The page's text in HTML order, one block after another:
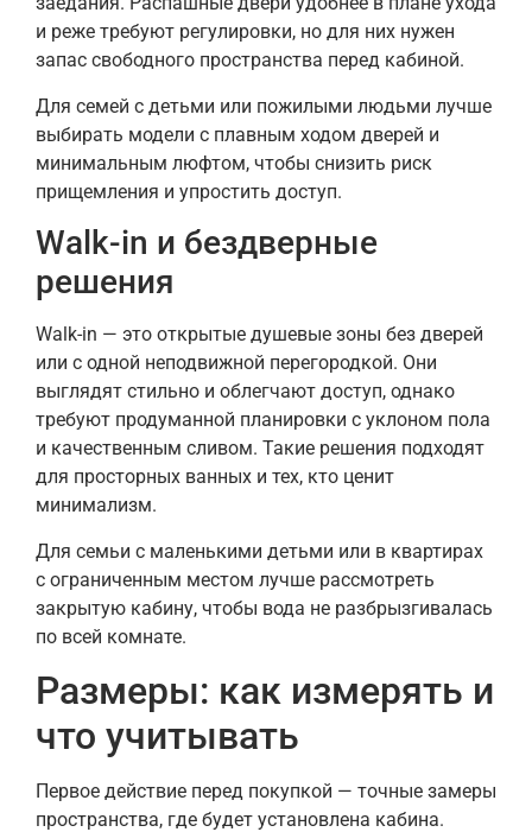
и реже требуют регулировки, но для них нужен
запас свободного пространства перед кабиной.
Для семей с детьми или пожилыми людьми лучше
выбирать модели с плавным ходом дверей и
минимальным люфтом, чтобы снизить риск
прищемления и упростить доступ.
Walk-in и бездверные
решения
Walk-in — это открытые душевые зоны без дверей
или с одной неподвижной перегородкой. Они
выглядят стильно и облегчают доступ, однако
требуют продуманной планировки с уклоном пола
и качественным сливом. Такие решения подходят
для просторных ванных и тех, кто ценит
минимализм.
Для семьи с маленькими детьми или в квартирах
с ограниченным местом лучше рассмотреть
закрытую кабину, чтобы вода не разбрызгивалась
по всей комнате.
Размеры: как измерять и
что учитывать
Первое действие перед покупкой — точные замеры
пространства, где будет установлена кабина.